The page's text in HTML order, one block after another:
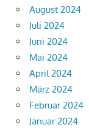
August 2024
Juli 2024
Juni 2024
Mai 2024
April 2024
März 2024
Februar 2024
Januar 2024